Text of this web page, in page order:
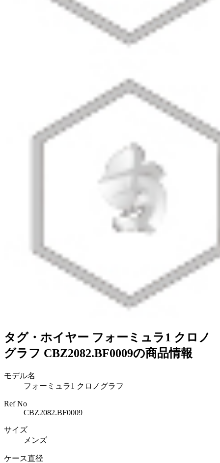
タグ・ホイヤー フォーミュラ1 クロノ
グラフ CBZ2082.BF0009の商品情報
モデル名
フォーミュラ1 クロノグラフ
Ref No
CBZ2082.BF0009
サイズ
メンズ
ケース直径